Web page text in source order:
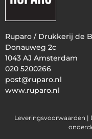
Ruparo / Drukkerij de
Donauweg 2c
1043 AJ Amsterdam
020 5200266
post@ruparo.nl
www.ruparo.nl
Leveringsvoorwaarden |